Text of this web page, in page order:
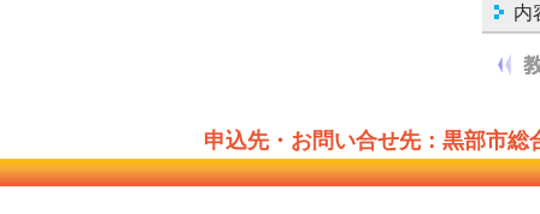
内
申込先・お問い合せ先：黒部市総